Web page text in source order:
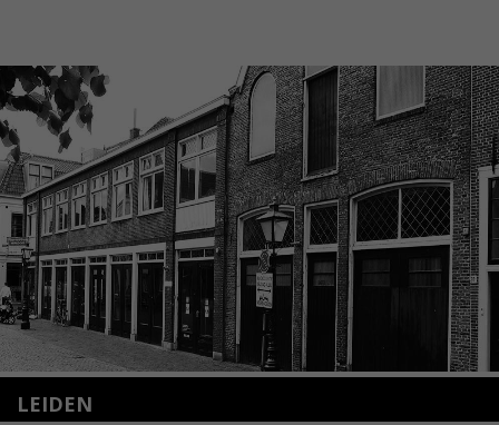
LEIDEN